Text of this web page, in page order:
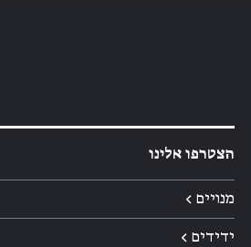
הצטרפו אלינו
מנויים ←
ידידים ←